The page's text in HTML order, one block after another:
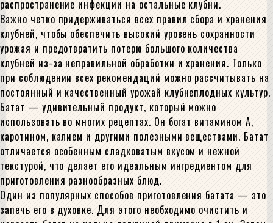
распространение инфекции на остальные клубни.
Важно четко придерживаться всех правил сбора и хранения
клубней, чтобы обеспечить высокий уровень сохранности
урожая и предотвратить потерю большого количества
клубней из-за неправильной обработки и хранения. Только
при соблюдении всех рекомендаций можно рассчитывать на
постоянный и качественный урожай клубнеплодных культур.
Батат — удивительный продукт, который можно
использовать во многих рецептах. Он богат витамином A,
каротином, калием и другими полезными веществами. Батат
отличается особенным сладковатым вкусом и нежной
текстурой, что делает его идеальным ингредиентом для
приготовления разнообразных блюд.
Один из популярных способов приготовления батата — это
запечь его в духовке. Для этого необходимо очистить и